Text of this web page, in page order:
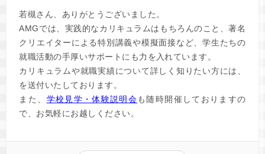
若槻さん、ありがとうございました。
AMGでは、実践的なカリキュラムはもちろんのこと、著名
クリエイターによる特別講義や模擬面接など、学生たちの
就職活動の手厚いサポートにも力を入れています。
カリキュラムや就職実績について詳しく知りたい方には、
を送付いたしております。
また、 学校見学・体験説明会も随時開催しておりますの
で、お気軽にお越しください。